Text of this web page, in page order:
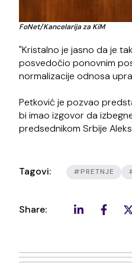
FoNet/Kancelarija za KiM
"Kristalno je jasno da je
posvedočio ponovnim
normalizacije odnosa
Petković je pozvao
bi imao izgovor da
predsednikom Srbije
Tagovi: #PRETNJE
Share: